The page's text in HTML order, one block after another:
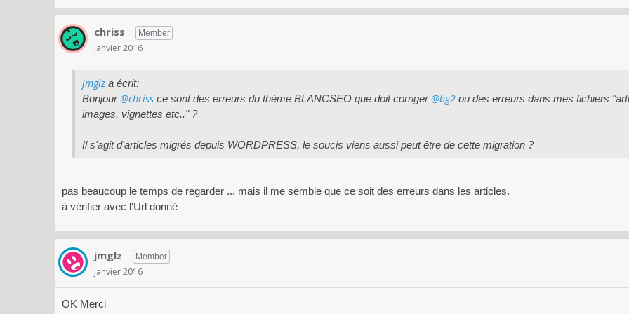
chriss Member
janvier 2016
jmglz a écrit:
Bonjour@chriss ce sont des erreurs du thème BLANCSEO que doit corriger@bg2 ou des erreurs dans mes fichiers
images, vignettes etc.." ?
Il s'agit d'articles migrés depuis WORDPRESS, le soucis viens aussi peut être de cette migration ?
pas beaucoup le temps de regarder ... mais il me semble que ce soit des erreurs dans les articles.
à vérifier avec l'Url donné
jmglz Member
janvier 2016
OK Merci